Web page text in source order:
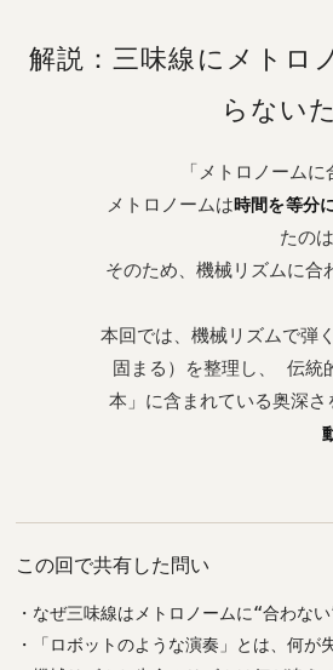
解説：三味線にメトロ
らない
「メトロノーム
メトロノームは時間を等分
たの
そのため、機械リズムに
本回では、機械リズムで弾
固まる）を整理し、 伝統
本」に含まれている奥深
この回で共有した問い
・なぜ三味線はメトロノームに“合わな
・「ロボットのような演奏」とは、何が